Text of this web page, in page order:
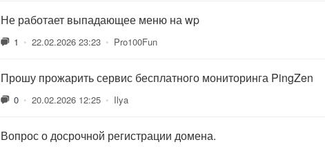
Не работает выпадающее меню на wp
1 • 22.02.2026 23:23 • Pro100Fun
Прошу прожарить сервис бесплатного мониторинга PingZen
0 • 20.02.2026 12:25 • Ilya
Вопрос о досрочной регистрации домена.